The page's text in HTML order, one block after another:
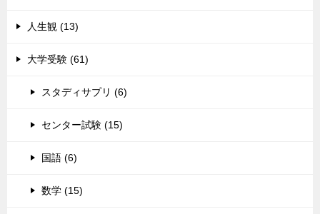
人生観 (13)
大学受験 (61)
スタディサプリ (6)
センター試験 (15)
国語 (6)
数学 (15)